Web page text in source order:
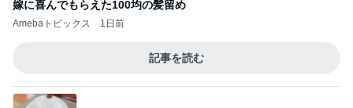
嫁に喜んでもらえた100均の髪留め
Amebaトピックス 1日前
記事を読む